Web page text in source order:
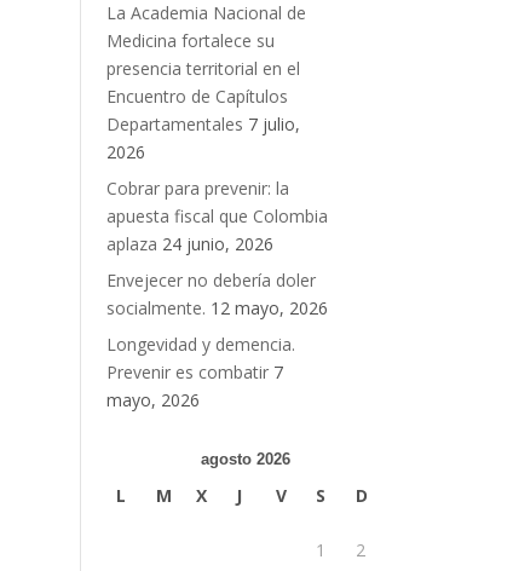
La Academia Nacional de
Medicina fortalece su
presencia territorial en el
Encuentro de Capítulos
Departamentales 7 julio,
2026
Cobrar para prevenir: la
apuesta fiscal que Colombia
aplaza 24 junio, 2026
Envejecer no debería doler
socialmente. 12 mayo, 2026
Longevidad y demencia.
Prevenir es combatir 7
mayo, 2026
agosto 2026
L M X J V S D
1 2